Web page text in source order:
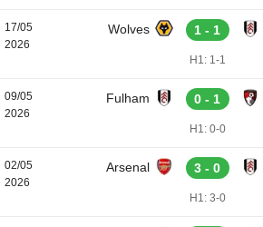
17/05
2026
Wolves 1 - 1
H1: 1-1
09/05
2026
Fulham 0 - 1
H1: 0-0
02/05
2026
Arsenal 3 - 0
H1: 3-0